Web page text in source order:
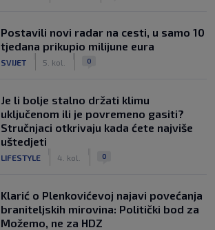
Postavili novi radar na cesti, u samo 10
tjedana prikupio milijune eura
SVIJET 5. kol. 0
Je li bolje stalno držati klimu
uključenom ili je povremeno gasiti?
Stručnjaci otkrivaju kada ćete najviše
uštedjeti
LIFESTYLE 4. kol. 0
Klarić o Plenkovićevoj najavi povećanja
braniteljskih mirovina: Politički bod za
Možemo, ne za HDZ